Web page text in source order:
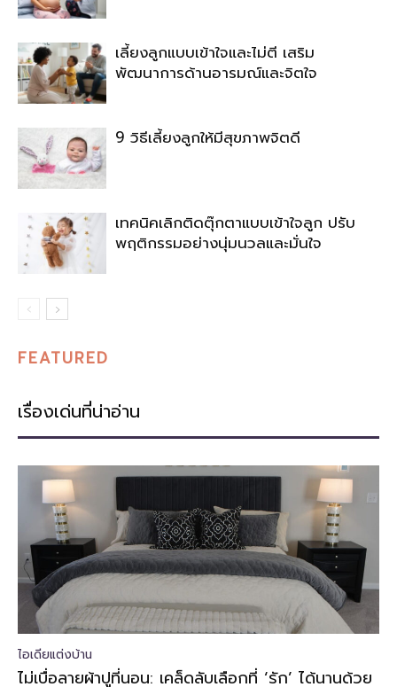
เลี้ยงลูกแบบเข้าใจและไม่ตี เสริม
พัฒนาการด้านอารมณ์และจิตใจ
9 วิธีเลี้ยงลูกให้มีสุขภาพจิตดี
เทคนิคเลิกติดตุ๊กตาแบบเข้าใจลูก ปรับ
พฤติกรรมอย่างนุ่มนวลและมั่นใจ
FEATURED
เรื่องเด่นที่น่าอ่าน
ไอเดียแต่งบ้าน
ไม่เบื่อลายผ้าปูที่นอน: เคล็ดลับเลือกที่ ‘รัก’ ได้นานด้วย